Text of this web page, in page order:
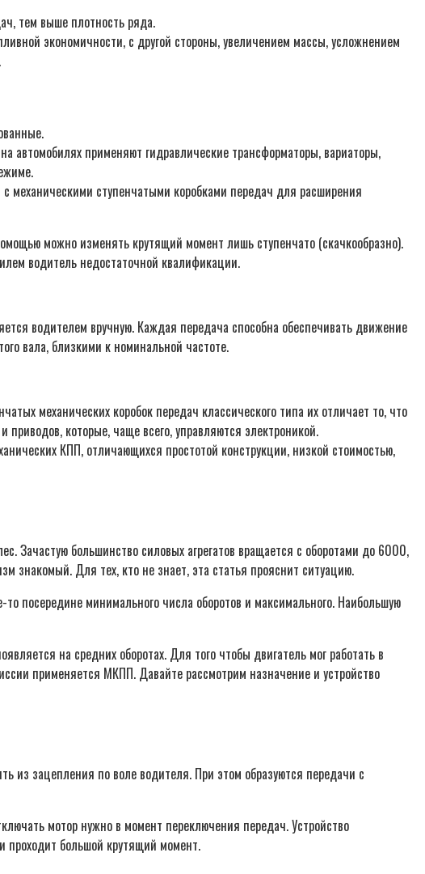
тем выше плотность ряда.
экономичности, с другой стороны, увеличением массы, усложнением
автомобилях применяют гидравлические трансформаторы, вариаторы,
механическими ступенчатыми коробками передач для расширения
можно изменять крутящий момент лишь ступенчато (скачкообразно).
водитель недостаточной квалификации.
водителем вручную. Каждая передача способна обеспечивать движение
вала, близкими к номинальной частоте.
механических коробок передач классического типа их отличает то, что
которые, чаще всего, управляются электроникой.
КПП, отличающихся простотой конструкции, низкой стоимостью,
Зачастую большинство силовых агрегатов вращается с оборотами до 6000,
знакомый. Для тех, кто не знает, эта статья прояснит ситуацию.
посередине минимального числа оборотов и максимального. Наибольшую
на средних оборотах. Для того чтобы двигатель мог работать в
применяется МКПП. Давайте рассмотрим назначение и устройство
из зацепления по воле водителя. При этом образуются передачи с
мотор нужно в момент переключения передач. Устройство
проходит большой крутящий момент.